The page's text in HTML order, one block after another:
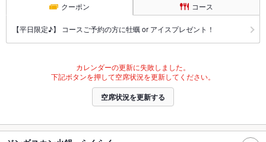
クーポン コース
【平日限定♪】 コースご予約の方に牡蠣 or アイスプレゼント！
カレンダーの更新に失敗しました。
下記ボタンを押して空席状況を更新してください。
空席状況を更新する